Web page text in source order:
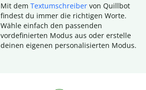
Mit dem Textumschreiber von Quillbot
findest du immer die richtigen Worte.
Wähle einfach den passenden
vordefinierten Modus aus oder erstelle
deinen eigenen personalisierten Modus.